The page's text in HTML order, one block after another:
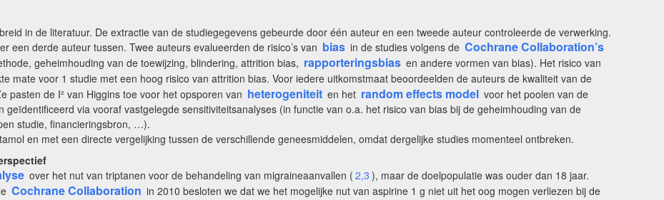
in de literatuur. De extractie van de studiegegevens gebeurde door één auteur en een tweede auteur controleerde de verwerking.
een derde auteur tussen. Twee auteurs evalueerden de risico’s van bias in de studies volgens de Cochrane Collaboration’s
geheimhouding van de toewijzing, blindering, attrition bias, rapporteringsbias en andere vormen van bias). Het risico van
mate voor 1 studie met een hoog risico van attrition bias. Voor iedere uitkomstmaat beoordeelden de auteurs de kwaliteit van de
pasten de I² van Higgins toe voor het opsporen van heterogeniteit en het random effects model voor het poolen van de
via vooraf vastgelegde sensitiviteitsanalyses (in functie van o.a. het risico van bias bij de geheimhouding van de
studie, financieringsbron, …).
en met een directe vergelijking tussen de verschillende geneesmiddelen, omdat dergelijke studies momenteel ontbreken.
over het nut van triptanen voor de behandeling van migraineaanvallen ( 2,3 ), maar de doelpopulatie was ouder dan 18 jaar.
Cochrane Collaboration in 2010 besloten we dat we het mogelijke nut van aspirine 1 g niet uit het oog mogen verliezen bij de